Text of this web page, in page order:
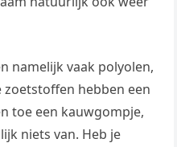
namelijk vaak polyolen,
hebben een
toe een kauwgompje,
niets van. Heb je